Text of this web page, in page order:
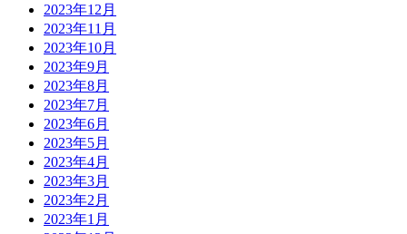
2023年12月
2023年11月
2023年10月
2023年9月
2023年8月
2023年7月
2023年6月
2023年5月
2023年4月
2023年3月
2023年2月
2023年1月